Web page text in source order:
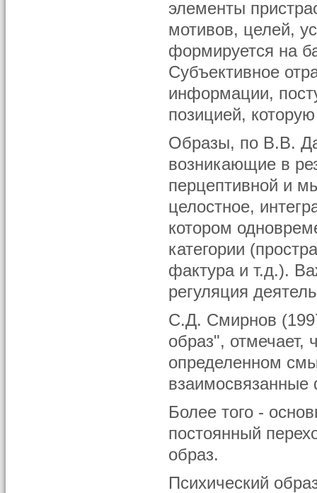
элементы
мотивов, целей,
формируется на
Субъективное
информации,
позицией,
Образы, по В.В.
возникающие в
перцептивной и
целостное,
котором
категории
фактура и т.д.).
регуляция
С.Д. Смирнов
образ", отмечает,
определенном
взаимосвязанные
Более того -
постоянный
образ.
Психический